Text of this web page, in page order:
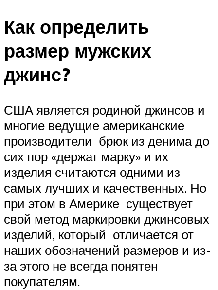
Как определить
размер мужских
джинс?
США является родиной джинсов и
многие ведущие американские
производители брюк из денима до
сих пор «держат марку» и их
изделия считаются одними из
самых лучших и качественных. Но
при этом в Америке существует
свой метод маркировки джинсовых
изделий, который отличается от
наших обозначений размеров и из-
за этого не всегда понятен
покупателям.